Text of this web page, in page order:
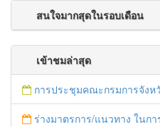
สนใจมากสุดในรอบเดือน
เข้าชมล่าสุด
การประชุมคณะกรมการจังหวัด/หน.ส่วนราชการประ
ร่างมาตรการ/แนวทาง ในการดำเนินการประกอบการตร